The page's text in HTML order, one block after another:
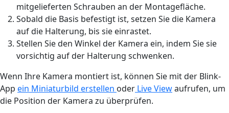
mitgelieferten Schrauben an der Montagefläche.
Sobald die Basis befestigt ist, setzen Sie die Kamera
auf die Halterung, bis sie einrastet.
Stellen Sie den Winkel der Kamera ein, indem Sie sie
vorsichtig auf der Halterung schwenken.
Wenn Ihre Kamera montiert ist, können Sie mit der Blink-
App ein Miniaturbild erstellen oder Live Viewaufrufen, um
die Position der Kamera zu überprüfen.